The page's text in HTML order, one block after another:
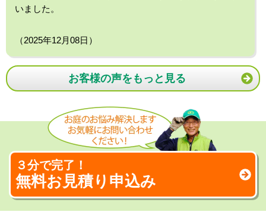
いました。
（2025年12月08日）
お客様の声をもっと見る
３分で完了！
無料お見積り申込み